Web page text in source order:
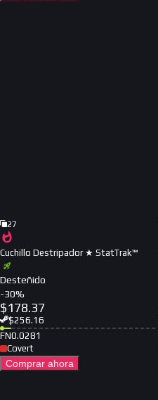
27
Cuchillo Destripador ★ StatTrak™
Desteñido
-30%
$178.37
$256.16
FN0.0281
Covert
Comprar ahora